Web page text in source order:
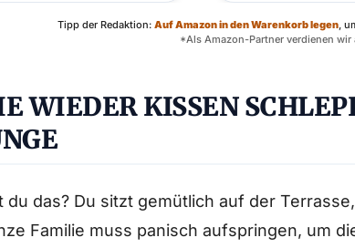
Tipp der Redaktion: Auf Amazon in den Warenkorb legen,
*Als Amazon-Partner verdienen
WIEDER KISSEN
du das? Du sitzt gemütlich auf der
Familie muss panisch aufspringen, um